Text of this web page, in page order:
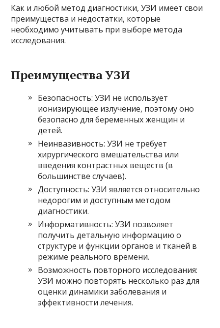
Как и любой метод диагностики, УЗИ имеет свои
преимущества и недостатки, которые
необходимо учитывать при выборе метода
исследования.
Преимущества УЗИ
Безопасность: УЗИ не использует
ионизирующее излучение, поэтому оно
безопасно для беременных женщин и
детей.
Неинвазивность: УЗИ не требует
хирургического вмешательства или
введения контрастных веществ (в
большинстве случаев).
Доступность: УЗИ является относительно
недорогим и доступным методом
диагностики.
Информативность: УЗИ позволяет
получить детальную информацию о
структуре и функции органов и тканей в
режиме реального времени.
Возможность повторного исследования:
УЗИ можно повторять несколько раз для
оценки динамики заболевания и
эффективности лечения.